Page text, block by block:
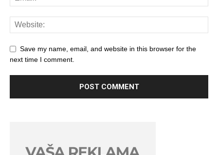
Save my name, email, and website in this browser for the
next time I comment.